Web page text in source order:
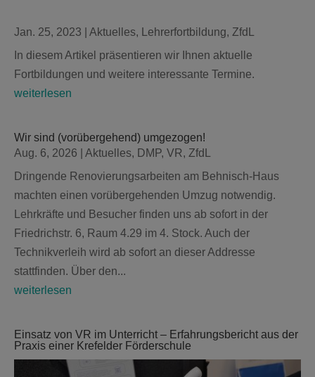
Jan. 25, 2023 Aktuelles, Lehrerfortbildung, ZfdL
In diesem Artikel präsentieren wir Ihnen aktuelle
Fortbildungen und weitere interessante Termine.
weiterlesen
Wir sind (vorübergehend) umgezogen!
Aug. 6, 2026
Aktuelles, DMP, VR, ZfdL
Dringende Renovierungsarbeiten am Behnisch-Haus
machten einen vorübergehenden Umzug notwendig.
Lehrkräfte und Besucher finden uns ab sofort in der
Friedrichstr. 6, Raum 4.29 im 4. Stock. Auch der
Technikverleih wird ab sofort an dieser Addresse
stattfinden. Über den...
weiterlesen
Einsatz von VR im Unterricht – Erfahrungsbericht aus der
Praxis einer Krefelder Förderschule